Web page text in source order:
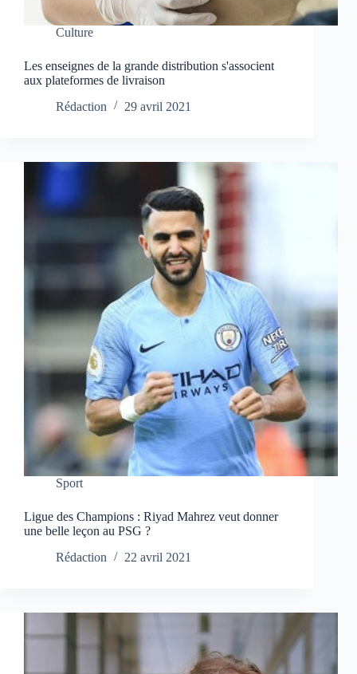
Culture
Les enseignes de la grande distribution s'associent
aux plateformes de livraison
Rédaction
29 avril 2021
Sport
Ligue des Champions : Riyad Mahrez veut donner
une belle leçon au PSG ?
Rédaction
22 avril 2021